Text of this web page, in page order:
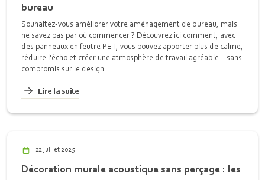
bureau
Souhaitez-vous améliorer votre aménagement de bureau, mais
ne savez pas par où commencer ? Découvrez ici comment, avec
des panneaux en feutre PET, vous pouvez apporter plus de calme,
réduire l'écho et créer une atmosphère de travail agréable – sans
compromis sur le design.
Lire la suite
22 juillet 2025
Décoration murale acoustique sans perçage : les